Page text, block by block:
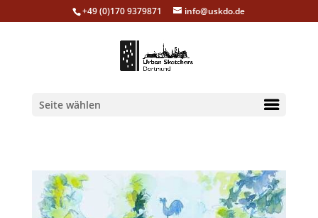
+49 (0)170 9379871 info@uskdo.de
Seite wählen